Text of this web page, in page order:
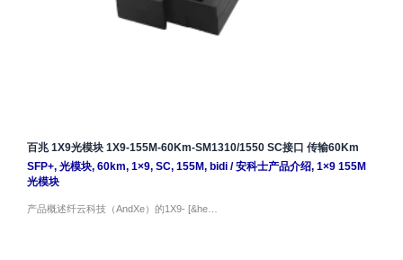
百兆 1X9光模块 1X9-155M-60Km-SM1310/1550 SC接口 传输60Km
SFP+, 光模块, 60km, 1×9, SC, 155M, bidi/安科士产品介绍, 1×9 155M
光模块
产品概述纤云科技（AndXe）的1X9- [&he…